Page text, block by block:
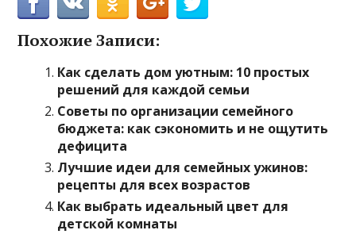
Похожие Записи:
Как сделать дом уютным: 10 простых
решений для каждой семьи
Советы по организации семейного
бюджета: как сэкономить и не ощутить
дефицита
Лучшие идеи для семейных ужинов:
рецепты для всех возрастов
Как выбрать идеальный цвет для
детской комнаты